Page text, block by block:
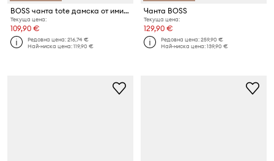
BOSS чанта tote дамска от имитация на кожа Sandy MED Tote
Текуща цена:
109,90 €
Редовна цена:216,74 €
Най-ниска цена:119,90 €
Чанта BOSS
Текуща цена:
129,90 €
Редовна цена:259,90 €
Най-ниска цена:139,90 €